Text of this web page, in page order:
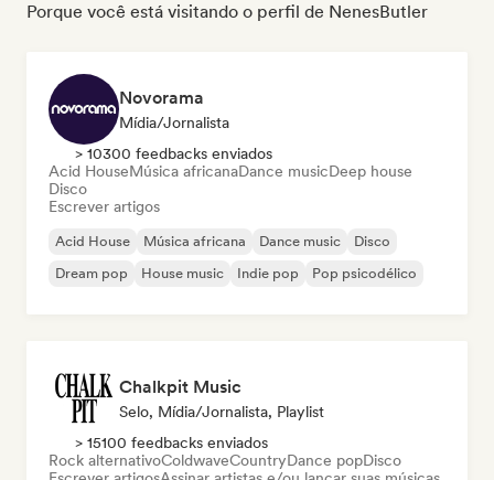
Porque você está visitando o perfil de NenesButler
Novorama
Mídia/Jornalista
> 10300 feedbacks enviados
Acid HouseMúsica africanaDance musicDeep house
Disco
Escrever artigos
Acid House Música africana Dance music
Disco
Dream pop
House music Indie pop Pop psicodélico
Chalkpit Music
Selo, Mídia/Jornalista, Playlist
> 15100 feedbacks enviados
Rock alternativoColdwaveCountryDance popDisco